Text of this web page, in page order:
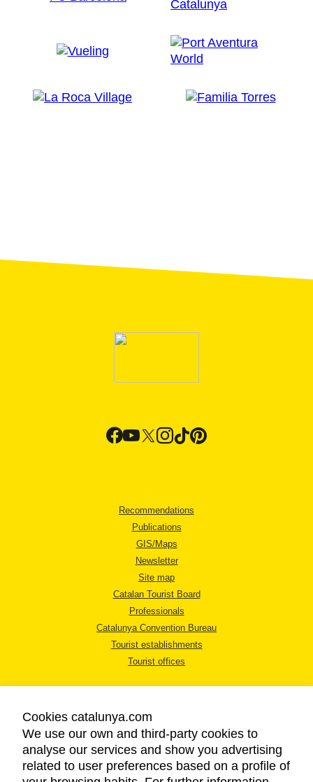
Recommendations
Publications
GIS/Maps
Newsletter
Site map
Catalan Tourist Board
Professionals
Catalunya Convention Bureau
Tourist establishments
Tourist offices
LEGAL NOTICE
PRIVACY POLICY
Cookies catalunya.com
We use our own and third-party cookies to
analyse our services and show you advertising
related to user preferences based on a profile of